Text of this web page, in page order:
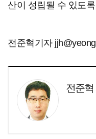
산이 성립될 수 있도
전준혁기자
전준혁